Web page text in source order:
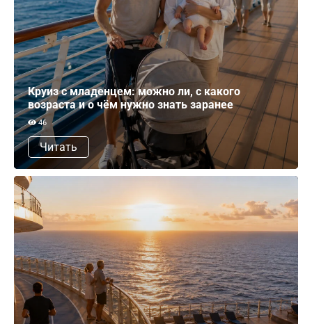
Круиз с младенцем: можно ли, с какого
возраста и о чём нужно знать заранее
46
Читать